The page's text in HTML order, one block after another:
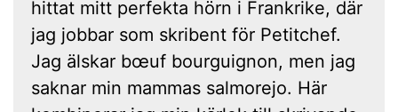
hittat mitt perfekta hörn i Frankrike, där
jag jobbar som skribent för Petitchef.
Jag älskar bœuf bourguignon, men jag
saknar min mammas salmorejo. Här